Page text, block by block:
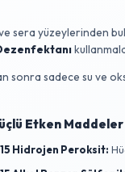
zamanda
iyi renk ve tat
hem
sunar.